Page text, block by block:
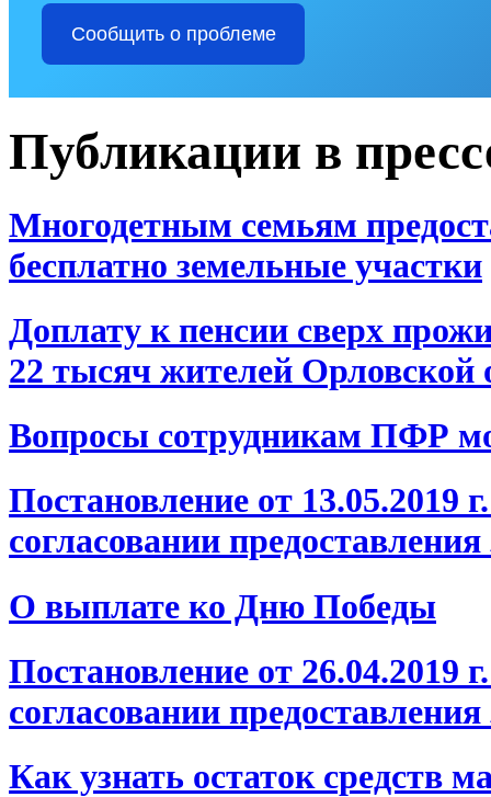
Сообщить о проблеме
Публикации в
Многодетным семьям
бесплатно земельные участки
Доплату к пенсии сверх
22 тысяч жителей Орловской
Вопросы сотрудникам ПФР
Постановление от 13.05.2019
согласовании
О выплате ко Дню Победы
Постановление от 26.04.2019
согласовании
Как узнать остаток средств